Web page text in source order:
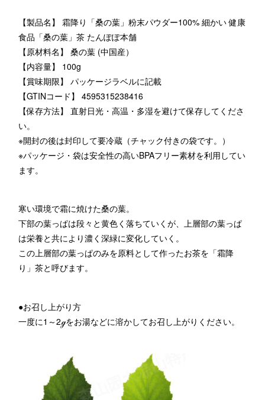
【製品名】 霜降り「桑の葉」粉末パウダー100% 細かい 健康
食品「桑の葉」茶 たんぽぽ本舗
【原材料名】 桑の葉 (中国産）
【内容量】 100g
【賞味期限】 パッケージラベルに記載
【GTINコード】 4595315238416
【保存方法】 直射日光・高温・多湿を避けて保存してくださ
い。
※開封の後は封印して要冷蔵（チャック付きの袋です。）
※パッケージ・袋は安全性の高いBPAフリー素材を利用してい
ます。
寒い環境で霜に焼けた桑の葉。
下部の葉っぱは段々と黄色く落ちていくが、上層部の葉っぱ
は栄養と共により濃く深緑に変化していく。
この上層部の葉っぱのみを原料として作ったお茶を「霜降
り」茶と呼びます。
●お召し上がり方
一度に1～2ℊをお湯などに溶かしてお召し上がりください。